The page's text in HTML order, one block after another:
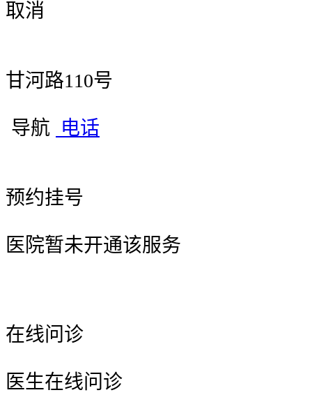
取消
甘河路110号
导航 电话
预约挂号
医院暂未开通该服务
在线问诊
医生在线问诊